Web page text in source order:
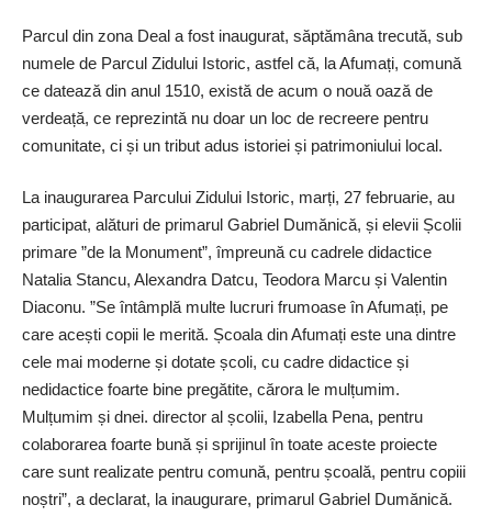
Parcul din zona Deal a fost inaugurat, săptămâna trecută, sub
numele de Parcul Zidului Istoric, astfel că, la Afumați, comună
ce datează din anul 1510, există de acum o nouă oază de
verdeață, ce reprezintă nu doar un loc de recreere pentru
comunitate, ci și un tribut adus istoriei și patrimoniului local.
La inaugurarea Parcului Zidului Istoric, marți, 27 februarie, au
participat, alături de primarul Gabriel Dumănică, și elevii Școlii
primare ”de la Monument”, împreună cu cadrele didactice
Natalia Stancu, Alexandra Datcu, Teodora Marcu și Valentin
Diaconu. ”Se întâmplă multe lucruri frumoase în Afumați, pe
care acești copii le merită. Școala din Afumați este una dintre
cele mai moderne și dotate școli, cu cadre didactice și
nedidactice foarte bine pregătite, cărora le mulțumim.
Mulțumim și dnei. director al școlii, Izabella Pena, pentru
colaborarea foarte bună și sprijinul în toate aceste proiecte
care sunt realizate pentru comună, pentru școală, pentru copiii
noștri”, a declarat, la inaugurare, primarul Gabriel Dumănică.